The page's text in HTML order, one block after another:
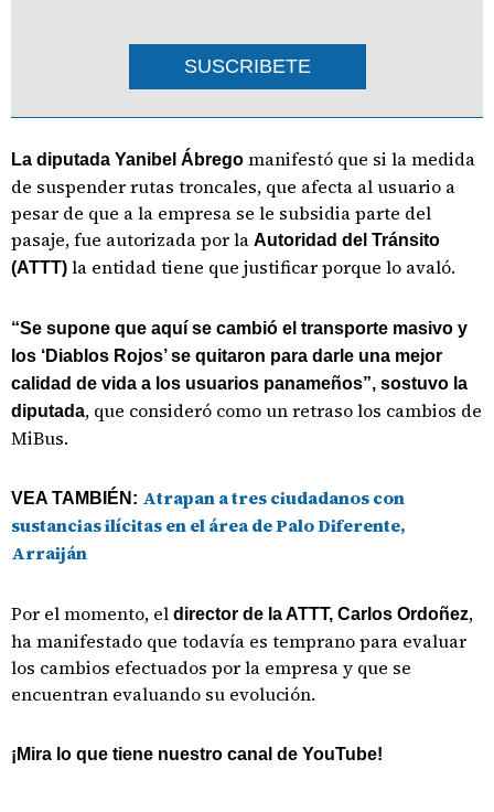
SUSCRIBETE
La diputada Yanibel Ábrego manifestó que si la medida
de suspender rutas troncales, que afecta al usuario a
pesar de que a la empresa se le subsidia parte del
pasaje, fue autorizada por la Autoridad del Tránsito
(ATTT) la entidad tiene que justificar porque lo avaló.
“Se supone que aquí se cambió el transporte masivo y
los ‘Diablos Rojos’ se quitaron para darle una mejor
calidad de vida a los usuarios panameños”, sostuvo la
diputada, que consideró como un retraso los cambios de
MiBus.
VEA TAMBIÉN: Atrapan a tres ciudadanos con
sustancias ilícitas en el área de Palo Diferente,
Arraiján
Por el momento, el director de la ATTT, Carlos Ordoñez,
ha manifestado que todavía es temprano para evaluar
los cambios efectuados por la empresa y que se
encuentran evaluando su evolución.
¡Mira lo que tiene nuestro canal de YouTube!